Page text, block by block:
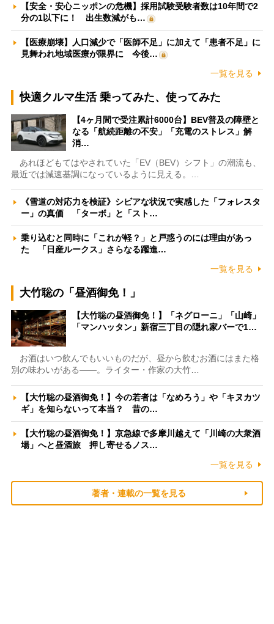
【安全・安心ニッポンの危機】採用試験受験者数は10年間で2
分の1以下に！ 出生数減がも…
【医療崩壊】人口減少で「医師不足」に加えて「患者不足」に
見舞われ地域医療が限界に 今後…
一覧を見る
快適クルマ生活 乗ってみた、使ってみた
【4ヶ月間で受注累計6000台】BEV普及の障壁と
なる「航続距離の不安」「充電のストレス」解
消…
あれほどもてはやされていた「EV（BEV）シフト」の潮流も、
最近では減速基調になっているように見える。…
《雪道の対応力を検証》シビアな状況で実感した「フォレスタ
ー」の真価 「ターボ」と「スト…
乗り込むと同時に「これが軽？」と戸惑うのには理由があっ
た 「日産ルークス」さらなる躍進…
一覧を見る
大竹聡の「昼酒御免！」
【大竹聡の昼酒御免！】「ネグローニ」「山崎」
「マンハッタン」新宿三丁目の隠れ家バーで1…
お酒はいつ飲んでもいいものだが、昼から飲むお酒にはまた格
別の味わいがある――。ライター・作家の大竹…
【大竹聡の昼酒御免！】今の若者は「なめろう」や「キヌカツ
ギ」を知らないって本当？ 昔の…
【大竹聡の昼酒御免！】京急線で多摩川越えて「川崎の大衆酒
場」へと昼酒旅 押し寄せるノス…
一覧を見る
著者・連載の一覧を見る